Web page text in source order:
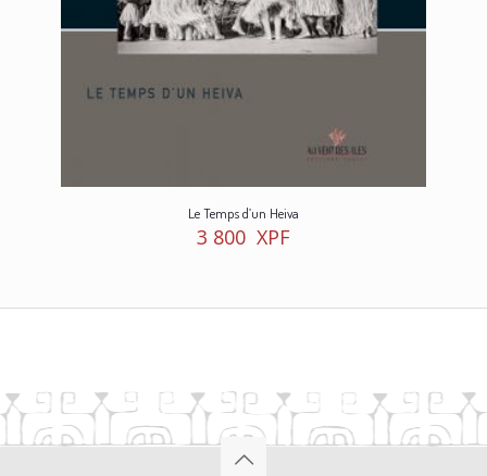
Le Temps d’un Heiva
3 800 XPF